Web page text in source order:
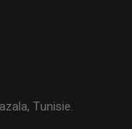
Tunisie.